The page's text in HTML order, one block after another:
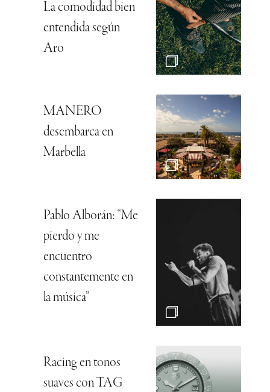
La comodidad bien
entendida según
Aro
MANERO
desembarca en
Marbella
Pablo Alborán: “Me
pierdo y me
encuentro
constantemente en
la música”
Racing en tonos
suaves con TAG